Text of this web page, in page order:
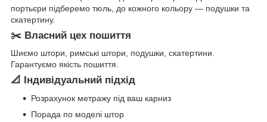
портьєри підберемо тюль, до кожного кольору — подушки та
скатертину.
✂️ Власний цех пошиття
Шиємо штори, римські штори, подушки, скатертини.
Гарантуємо якість пошиття.
📐 Індивідуальний підхід
Розрахунок метражу під ваш карниз
Порада по моделі штор